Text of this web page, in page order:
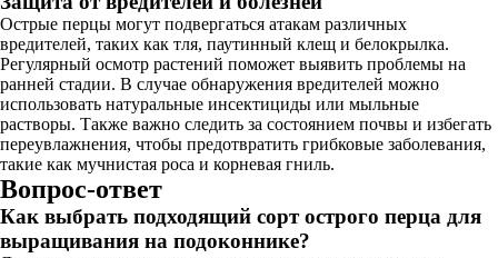
Острые перцы могут подвергаться атакам различных
вредителей, таких как тля, паутинный клещ и белокрылка.
Регулярный осмотр растений поможет выявить проблемы на
ранней стадии. В случае обнаружения вредителей можно
использовать натуральные инсектициды или мыльные
растворы. Также важно следить за состоянием почвы и избегать
переувлажнения, чтобы предотвратить грибковые заболевания,
такие как мучнистая роса и корневая гниль.
Вопрос-ответ
Как выбрать подходящий сорт острого перца для
выращивания на подоконнике?